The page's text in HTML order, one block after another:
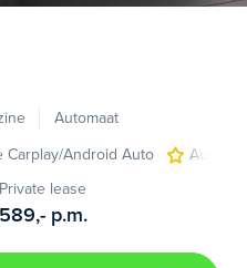
Automaat
Carplay/Android Auto
Private lease
589,- p.m.